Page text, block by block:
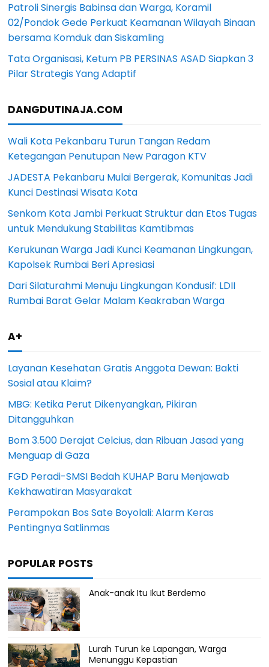
Patroli Sinergis Babinsa dan Warga, Koramil
02/Pondok Gede Perkuat Keamanan Wilayah Binaan
bersama Komduk dan Siskamling
Tata Organisasi, Ketum PB PERSINAS ASAD Siapkan 3
Pilar Strategis Yang Adaptif
DANGDUTINAJA.COM
Wali Kota Pekanbaru Turun Tangan Redam
Ketegangan Penutupan New Paragon KTV
JADESTA Pekanbaru Mulai Bergerak, Komunitas Jadi
Kunci Destinasi Wisata Kota
Senkom Kota Jambi Perkuat Struktur dan Etos Tugas
untuk Mendukung Stabilitas Kamtibmas
Kerukunan Warga Jadi Kunci Keamanan Lingkungan,
Kapolsek Rumbai Beri Apresiasi
Dari Silaturahmi Menuju Lingkungan Kondusif: LDII
Rumbai Barat Gelar Malam Keakraban Warga
A+
Layanan Kesehatan Gratis Anggota Dewan: Bakti
Sosial atau Klaim?
MBG: Ketika Perut Dikenyangkan, Pikiran
Ditangguhkan
Bom 3.500 Derajat Celcius, dan Ribuan Jasad yang
Menguap di Gaza
FGD Peradi-SMSI Bedah KUHAP Baru Menjawab
Kekhawatiran Masyarakat
Perampokan Bos Sate Boyolali: Alarm Keras
Pentingnya Satlinmas
POPULAR POSTS
Anak-anak Itu Ikut Berdemo
Lurah Turun ke Lapangan, Warga
Menunggu Kepastian